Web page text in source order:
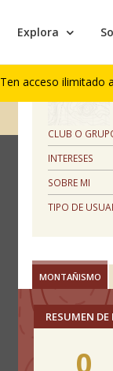
Explora
Ten acceso ilimitado
PERFIL
CLUB O
INTERESES
SOBRE MI
TIPO DE
MONTAÑISMO
RESUMEN